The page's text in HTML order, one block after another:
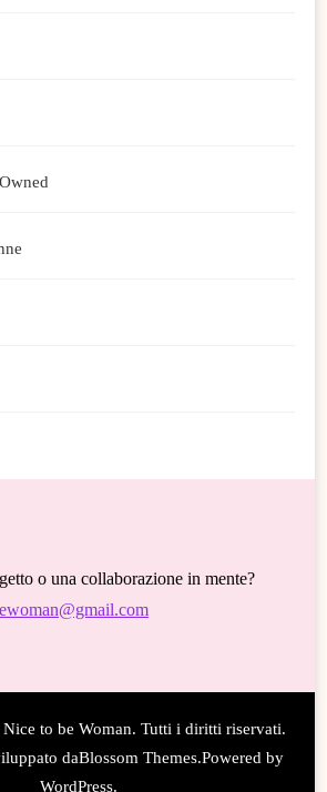
o una collaborazione in mente?
Nice to be Woman. Tutti i diritti riservati.
daBlossom Themes.Powered by
WordPress.